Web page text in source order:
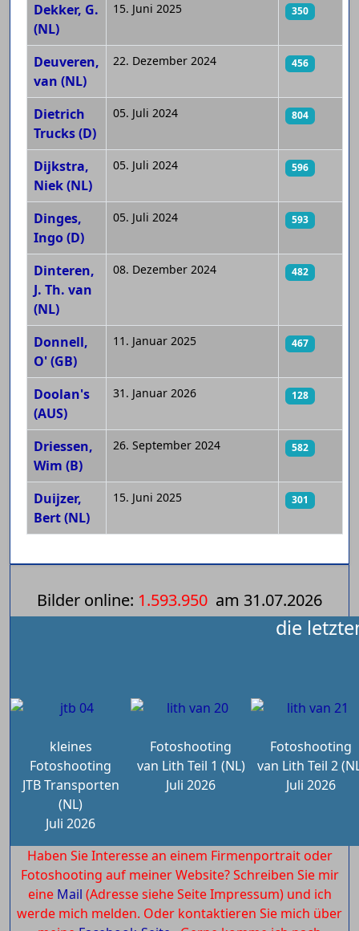
Dekker, G.
(NL)
15. Juni 2025 350
Deuveren,
van (NL)
22. Dezember 2024 456
Dietrich
Trucks (D)
05. Juli 2024 804
Dijkstra,
Niek (NL)
05. Juli 2024 596
Dinges,
Ingo (D)
05. Juli 2024 593
Dinteren,
J. Th. van
(NL)
08. Dezember 2024 482
Donnell,
O' (GB)
11. Januar 2025 467
Doolan's
(AUS)
31. Januar 2026 128
Driessen,
Wim (B)
26. September 2024 582
Duijzer,
Bert (NL)
15. Juni 2025 301
Bilder online: 1.593.950 am 31.07.2026
die
kleines
Fotoshooting
JTB Transporten
(NL)
Juli 2026
Fotoshooting
van Lith Teil 1 (NL)
Juli 2026
Fotoshooting
van Lith Teil 2
Juli 2026
Haben Sie Interesse an einem Firmenportrait oder
Fotoshooting auf meiner Website? Schreiben Sie mir
eine Mail (Adresse siehe Seite Impressum) und ich
werde mich melden. Oder kontaktieren Sie mich über